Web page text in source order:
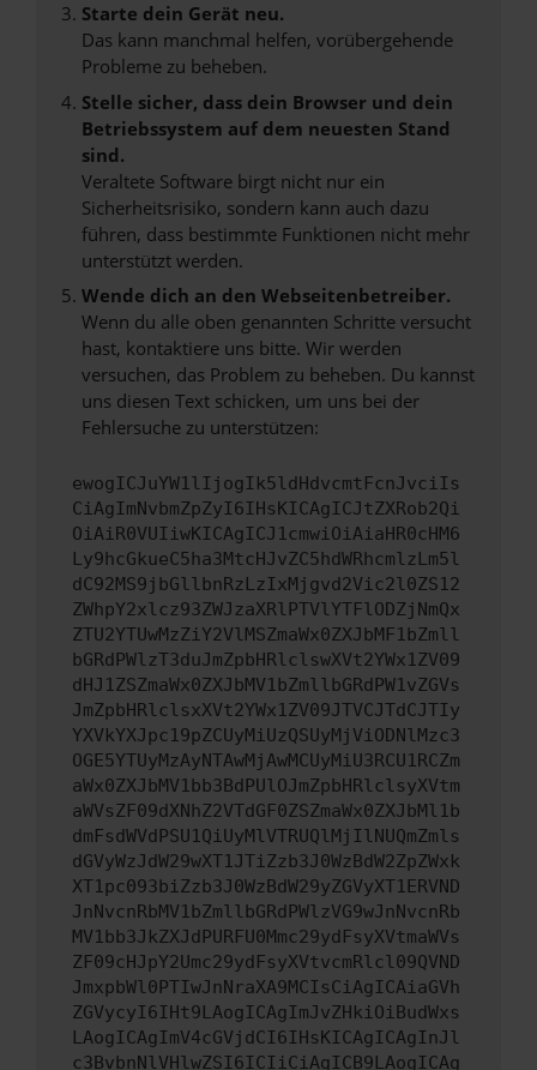
Starte dein Gerät neu.
Das kann manchmal helfen, vorübergehende
Probleme zu beheben.
Stelle sicher, dass dein Browser und dein
Betriebssystem auf dem neuesten Stand
sind.
Veraltete Software birgt nicht nur ein
Sicherheitsrisiko, sondern kann auch dazu
führen, dass bestimmte Funktionen nicht mehr
unterstützt werden.
Wende dich an den Webseitenbetreiber.
Wenn du alle oben genannten Schritte versucht
hast, kontaktiere uns bitte. Wir werden
versuchen, das Problem zu beheben. Du kannst
uns diesen Text schicken, um uns bei der
Fehlersuche zu unterstützen:
ewogICJuYW1lIjogIk5ldHdvcmtFcnJvciIs
CiAgImNvbmZpZyI6IHsKICAgICJtZXRob2Qi
OiAiR0VUIiwKICAgICJ1cmwiOiAiaHR0cHM6
Ly9hcGkueC5ha3MtcHJvZC5hdWRhcmlzLm5l
dC92MS9jbGllbnRzLzIxMjgvd2Vic2l0ZS12
ZWhpY2xlcz93ZWJzaXRlPTVlYTFlODZjNmQx
ZTU2YTUwMzZiY2VlMSZmaWx0ZXJbMF1bZmll
bGRdPWlzT3duJmZpbHRlclswXVt2YWx1ZV09
dHJ1ZSZmaWx0ZXJbMV1bZmllbGRdPW1vZGVs
JmZpbHRlclsxXVt2YWx1ZV09JTVCJTdCJTIy
YXVkYXJpc19pZCUyMiUzQSUyMjViODNlMzc3
OGE5YTUyMzAyNTAwMjAwMCUyMiU3RCU1RCZm
aWx0ZXJbMV1bb3BdPUlOJmZpbHRlclsyXVtm
aWVsZF09dXNhZ2VTdGF0ZSZmaWx0ZXJbMl1b
dmFsdWVdPSU1QiUyMlVTRUQlMjIlNUQmZmls
dGVyWzJdW29wXT1JTiZzb3J0WzBdW2ZpZWxk
XT1pc093biZzb3J0WzBdW29yZGVyXT1ERVND
JnNvcnRbMV1bZmllbGRdPWlzVG9wJnNvcnRb
MV1bb3JkZXJdPURFU0Mmc29ydFsyXVtmaWVs
ZF09cHJpY2Umc29ydFsyXVtvcmRlcl09QVND
JmxpbWl0PTIwJnNraXA9MCIsCiAgICAiaGVh
ZGVycyI6IHt9LAogICAgImJvZHkiOiBudWxs
LAogICAgImV4cGVjdCI6IHsKICAgICAgInJl
c3BvbnNlVHlwZSI6ICIiCiAgICB9LAogICAg